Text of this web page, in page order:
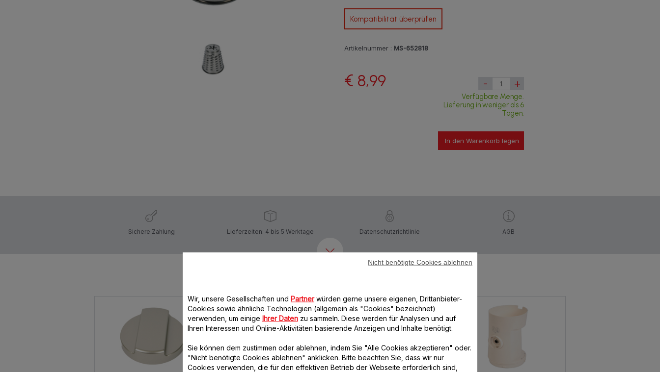
Kompatibilität überprüfen
Artikelnummer : MS-652818
€ 8,99 - +
Verfügbare Menge.
Lieferung in weniger als 6
Tagen.
In den Warenkorb legen
Sichere Zahlung Lieferzeiten: 4 bis 5 Werktage Datenschutzrichtlinie AGB
Wir, unsere Gesellschaften und Partnerwürden gerne unsere eigenen, Drittanbieter-
Cookies sowie ähnliche Technologien (allgemein als "Cookies" bezeichnet)
verwenden, um einige Ihrer Daten zu sammeln. Diese werden für Analysen und auf
Ihren Interessen und Online-Aktivitäten basierende Anzeigen und Inhalte benötigt.
Sie können dem zustimmen oder ablehnen, indem Sie "Alle Cookies akzeptieren" oder.
"Nicht benötigte Cookies ablehnen" anklicken. Bitte beachten Sie, dass wir nur
Cookies verwenden, die für den effektiven Betrieb der Webseite erforderlich sind,
Nicht benötigte Cookies ablehnen